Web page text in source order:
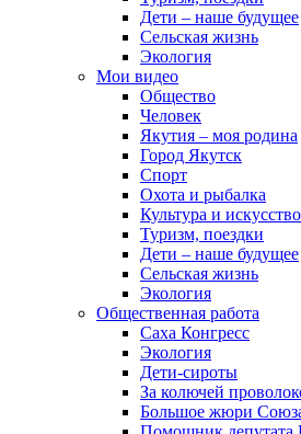
Дети – наше будущее
Сельская жизнь
Экология
Мои видео
Общество
Человек
Якутия – моя родина
Город Якутск
Спорт
Охота и рыбалка
Культура и искусство
Туризм, поездки
Дети – наше будущее
Сельская жизнь
Экология
Общественная работа
Саха Конгресс
Экология
Дети-сироты
За колючей
Большое жюри